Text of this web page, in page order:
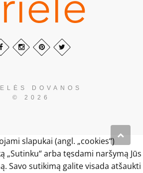
DOVANOS
© 2026
slapukai (angl. „cookies“)
„Sutinku“ arba tęsdami naršymą Jūs
Savo sutikimą galite visada atšaukti